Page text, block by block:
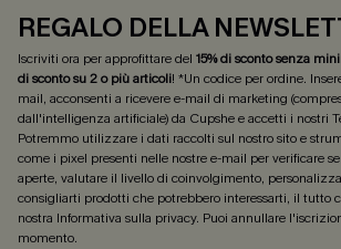
REGALO DELLA
Iscriviti ora per approfittare del 15% di sconto senza
di sconto su 2 o più articoli! *Un codice per ordine.
mail, acconsenti a ricevere e-mail di marketing
dall'intelligenza artificiale) da Cupshe e accetti i nostri
Potremmo utilizzare i dati raccolti sul nostro sito e
come i pixel presenti nelle nostre e-mail per verificare
aperte, valutare il livello di coinvolgimento,
consigliarti prodotti che potrebbero interessarti, il tutto
nostra Informativa sulla privacy. Puoi annullare
momento.